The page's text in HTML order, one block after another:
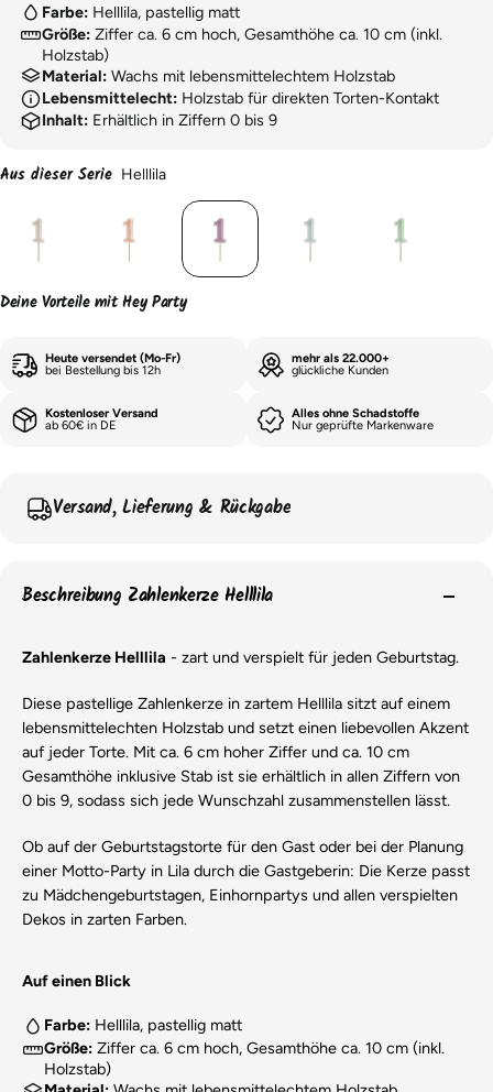
Farbe: Helllila, pastellig matt
Größe: Ziffer ca. 6 cm hoch, Gesamthöhe ca. 10 cm (inkl.
Holzstab)
Material: Wachs mit lebensmittelechtem Holzstab
Lebensmittelecht: Holzstab für direkten Torten-Kontakt
Inhalt: Erhältlich in Ziffern 0 bis 9
Aus dieser Serie Helllila
Deine Vorteile mit Hey Party
Heute versendet (Mo-Fr)
bei Bestellung bis 12h
mehr als 22.000+
glückliche Kunden
Kostenloser Versand
ab 60€ in DE
Alles ohne Schadstoffe
Nur geprüfte Markenware
Versand, Lieferung & Rückgabe
Beschreibung Zahlenkerze Helllila
Zahlenkerze Helllila - zart und verspielt für jeden Geburtstag.
Diese pastellige Zahlenkerze in zartem Helllila sitzt auf einem
lebensmittelechten Holzstab und setzt einen liebevollen Akzent
auf jeder Torte. Mit ca. 6 cm hoher Ziffer und ca. 10 cm
Gesamthöhe inklusive Stab ist sie erhältlich in allen Ziffern von
0 bis 9, sodass sich jede Wunschzahl zusammenstellen lässt.
Ob auf der Geburtstagstorte für den Gast oder bei der Planung
einer Motto-Party in Lila durch die Gastgeberin: Die Kerze passt
zu Mädchengeburtstagen, Einhornpartys und allen verspielten
Dekos in zarten Farben.
Auf einen Blick
Farbe: Helllila, pastellig matt
Größe: Ziffer ca. 6 cm hoch, Gesamthöhe ca. 10 cm (inkl.
Holzstab)